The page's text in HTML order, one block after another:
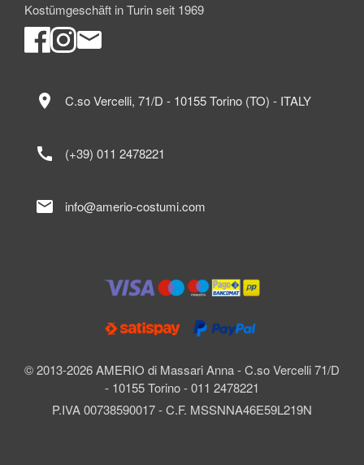
Kostümgeschäft in Turin seit 1969
© 2013-2026 AMERIO di Massari Anna - C.so Vercelli 71/D
- 10155 Torino - 011 2478221
P.IVA 00738590017 - C.F. MSSNNA46E59L219N
location_on C.so Vercelli, 71/D - 10155 Torino (TO) - ITALY
call (+39) 011 2478221
mail info@amerio-costumi.com